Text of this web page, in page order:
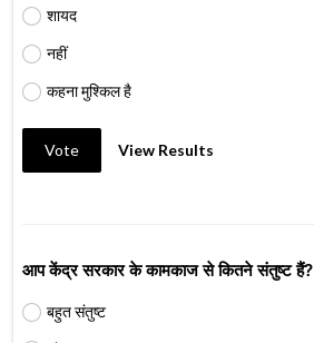
शायद
नहीं
कहना मुश्किल है
Vote View Results
आप केंद्र सरकार के कामकाज से कितने संतुष्ट हैं?
बहुत संतुष्ट